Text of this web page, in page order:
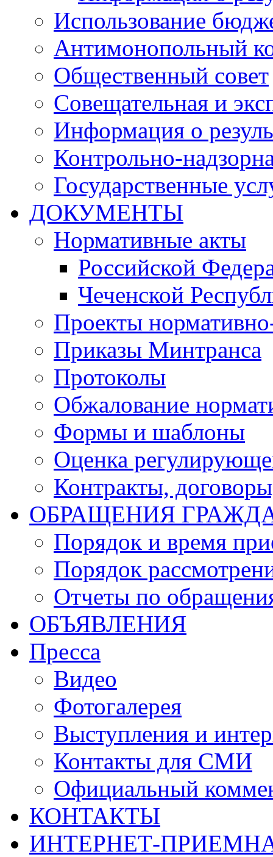
Использование
Антимонопольный
Общественный совет
Совещательная и
Информация о
Контрольно-
Государственные
ДОКУМЕНТЫ
Нормативные акты
Российской
Чеченской
Проекты
Приказы Минтранса
Протоколы
Обжалование
Формы и шаблоны
Оценка
Контракты,
ОБРАЩЕНИЯ
Порядок и время
Порядок
Отчеты по
ОБЪЯВЛЕНИЯ
Пресса
Видео
Фотогалерея
Выступления и
Контакты для СМИ
Официальный
КОНТАКТЫ
ИНТЕРНЕТ-